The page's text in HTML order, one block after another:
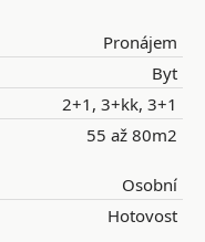
Pronájem
Byt
2+1, 3+kk, 3+1
55 až 80m2
Osobní
Hotovost